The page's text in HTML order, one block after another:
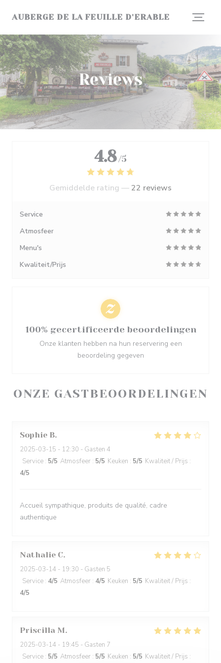
AUBERGE DE LA FEUILLE D'ERABLE
Reviews
ONZE GASTBEOORDELINGEN
Sophie B
2025-03-15 - 12:30 - Gasten 4
Service : 5/5 Atmosfeer : 5/5 Keuken : 5/5 Kwaliteit / Prijs :
4/5
Accueil sympathique, produits de qualité, cadre
authentique
Nathalie C
2025-03-14 - 19:30 - Gasten 5
Service : 4/5 Atmosfeer : 4/5 Keuken : 5/5 Kwaliteit / Prijs :
4/5
Priscilla M
2025-03-14 - 19:45 - Gasten 7
Service : 5/5 Atmosfeer : 5/5 Keuken : 5/5 Kwaliteit / Prijs :
4.8 /5
Gemiddelde rating —22 reviews
Service
Atmosfeer
Menu's
Kwaliteit/Prijs
100% gecertificeerde beoordelingen
Onze klanten hebben na hun reservering een
beoordeling gegeven